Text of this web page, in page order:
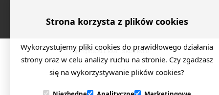
Copyright © ALL RIGHTS RESERVED
Strona korzysta z plików cookies
Wykorzystujemy pliki cookies do prawidłowego działania
strony oraz w celu analizy ruchu na stronie. Czy zgadzasz
się na wykorzystywanie plików cookies?